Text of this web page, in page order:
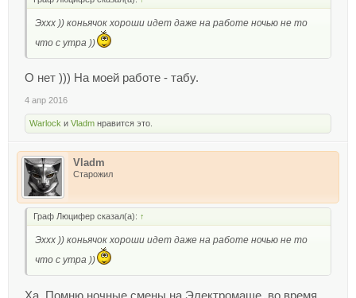
Эххх )) коньячок хороши идет даже на работе ночью не то
что с утра ))
О нет ))) На моей работе - табу.
4 апр 2016
Warlock и Vladm нравится это.
Vladm
Старожил
Граф Люцифер сказал(а): ↑
Эххх )) коньячок хороши идет даже на работе ночью не то
что с утра ))